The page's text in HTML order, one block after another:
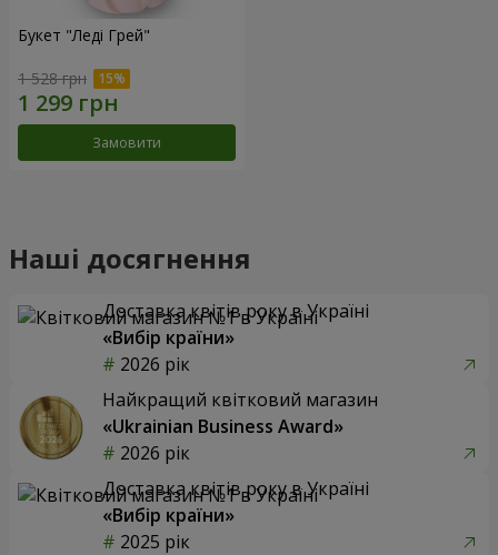
Букет "Леді Грей"
1 528 грн
Замовити
Наші досягнення
Доставка квітів року в Україні
«Вибір країни»
2026 рік
Найкращий квітковий магазин
«Ukrainian Business Award»
2026 рік
Доставка квітів року в Україні
«Вибір країни»
2025 рік